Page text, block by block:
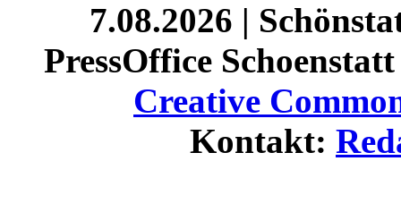
7.08.2026 |
PressOffice
Creative
Kontakt: